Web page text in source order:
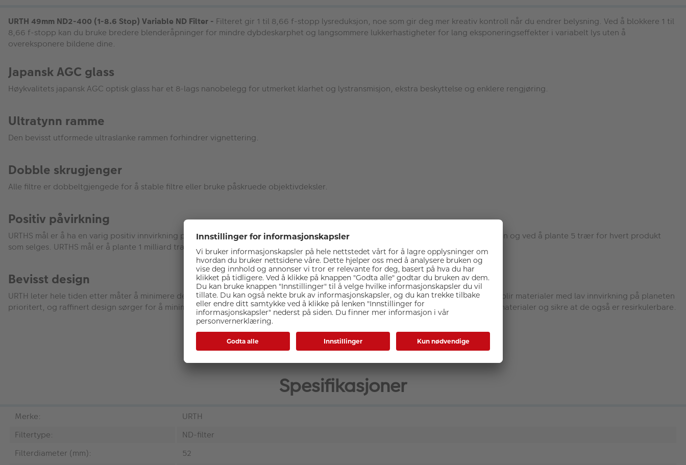
URTH 49mm ND2-400 (1-8.6 Stop) Variable ND Filter - Filteret gir 1 til 8,66 f-stopp lysreduksjon, noe som gir deg mer kreativ kontroll når du endrer belysning. Ved å blokkere 1 til
8,66 f-stopp kan du bruke bredere blenderåpninger for mindre dybdeskarphet og langsommere lukkerhastigheter for lang eksponeringseffekter i variabelt lys uten å
overeksponere bildene dine.
Japansk AGC glass
Høykvalitets japansk AGC optisk glass har et 8-lags nanobelegg for utmerket klarhet og lystransmisjon, ekstra beskyttelse og enklere rengjøring.
Ultratynn ramme
Den bevisst utformede ultraslanke rammen forhindrer vignettering.
Dobble skrugjenger
Alle filtre er dobbeltgjengede for å stable filtre eller bruke påskruede objektivdeksler.
Positiv påvirkning
URTHS mål er å ha en varig positiv innvirkning på planeten. Ved bevisst å designe produkter som hjelper folk å komme seg ut i naturen og ved å plante 5 trær for hvert produkt
som selges. URTHS mål er å plante 1 milliard trær innen 2032.
Bevisst design
URTH leter hele tiden etter måter å minimere den negative påvirkningen på planeten vi elsker. Etter hvert som nye produkter skapes blir materialer med lav innvirkning på planeten
prioritert, og raffinert design sørger for å minimere avfall. All emballasje har blitt redesignet for å fjerne all plast, bruke resirkulerte materialer og sikre at de også er resirkulerbare.
Spesifikasjoner
Merke:
URTH
Filtertype:
ND-filter
Filterdiameter (mm):
52